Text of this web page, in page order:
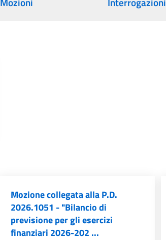
Mozione collegata alla P.D.
2026.1051 - "Bilancio di
previsione per gli esercizi
finanziari 2026-202 ...